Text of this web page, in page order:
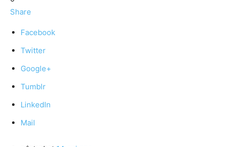
Share
Facebook
Twitter
Google+
Tumblr
LinkedIn
Mail